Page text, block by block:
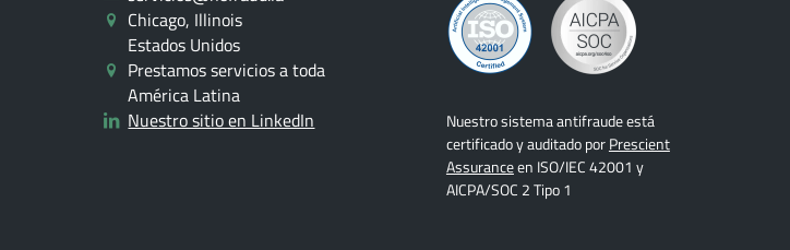
Chicago, Illinois
Estados Unidos
Prestamos servicios a toda
América Latina
Nuestro sitio en LinkedIn
Nuestro sistema antifraude está
certificado y auditado porPrescient
Assuranceen ISO/IEC 42001 y
AICPA/SOC 2 Tipo 1